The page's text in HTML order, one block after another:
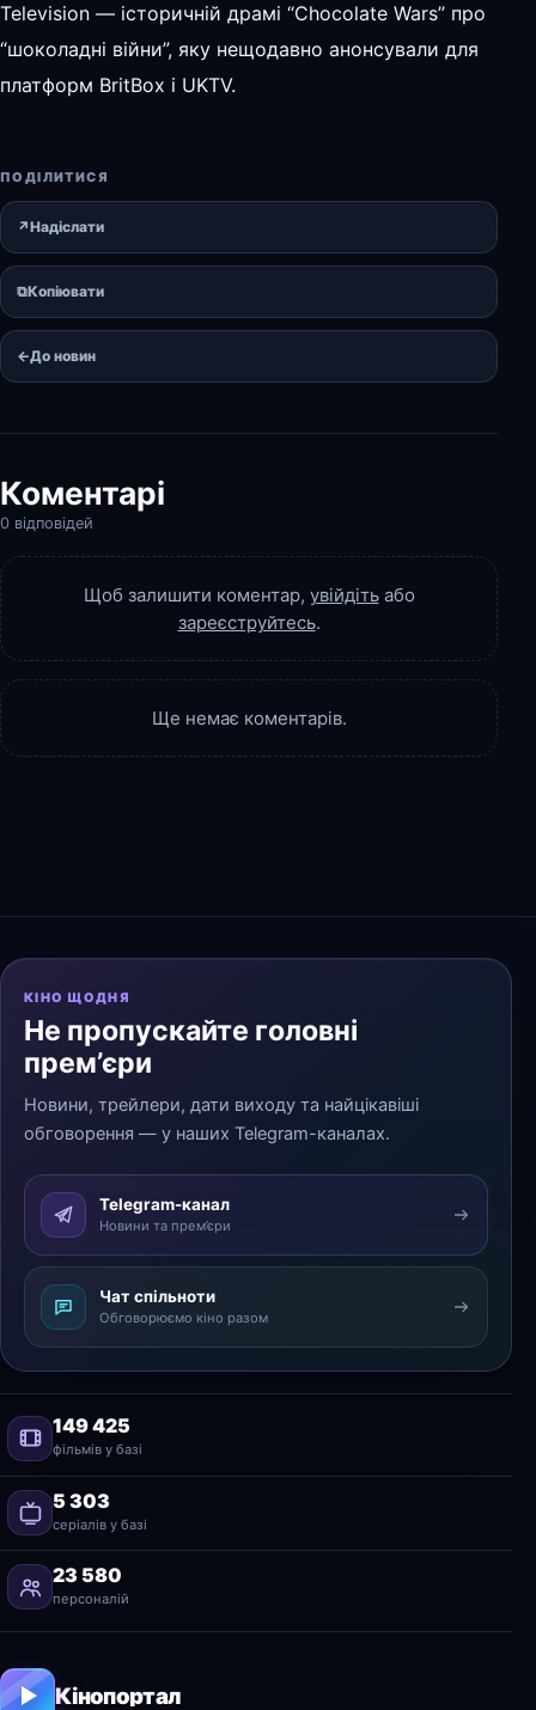
Television — історичній драмі “Chocolate Wars” про
“шоколадні війни”, яку нещодавно анонсували для
платформ BritBox і UKTV.
ПОДІЛИТИСЯ
↗Надіслати
⧉Копіювати
←До новин
Коментарі
0 відповідей
Щоб залишити коментар, увійдітьабо
зареєструйтесь.
Ще немає коментарів.
КІНО ЩОДНЯ
Не пропускайте головні
прем’єри
Новини, трейлери, дати виходу та найцікавіші
обговорення — у наших Telegram-каналах.
Telegram-канал
Новини та прем’єри
Чат спільноти
Обговорюємо кіно разом
149 425
фільмів у базі
5 303
серіалів у базі
23 580
персоналій
Кінопортал